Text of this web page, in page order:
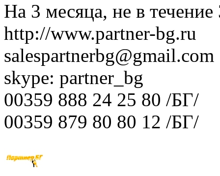
На 3 месяца, не в течение
http://www.partner-bg.ru
salespartnerbg@gmail.com
skype: partner_bg
00359 888 24 25 80 /БГ/
00359 879 80 80 12 /БГ/